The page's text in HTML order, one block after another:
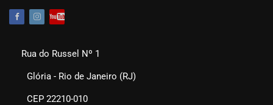
Rua do Russel Nº 1
Glória - Rio de Janeiro (RJ)
CEP 22210-010